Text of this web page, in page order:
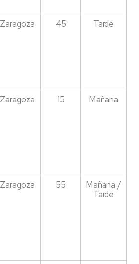
Zaragoza 45 Tarde
Zaragoza 15 Mañana
Zaragoza 55
Mañana /
Tarde